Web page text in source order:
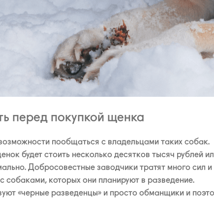
перед покупкой щенка
пообщаться с владельцами таких собак.
будет стоить несколько десятков тысяч рублей
Добросовестные заводчики тратят много сил
собаками, которых они планируют в разведение.
«черные разведенцы» и просто обманщики и